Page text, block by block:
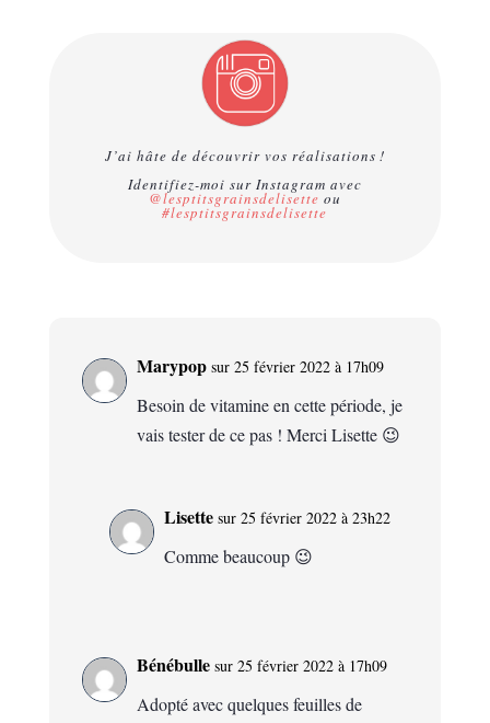
J’ai hâte de découvrir vos réalisations !
Identifiez-moi sur Instagram avec
@lesptitsgrainsdelisette ou
#lesptitsgrainsdelisette
Marypop sur 25 février 2022 à 17h09
Besoin de vitamine en cette période, je
vais tester de ce pas ! Merci Lisette 😉
Lisette sur 25 février 2022 à 23h22
Comme beaucoup 😉
Bénébulle sur 25 février 2022 à 17h09
Adopté avec quelques feuilles de